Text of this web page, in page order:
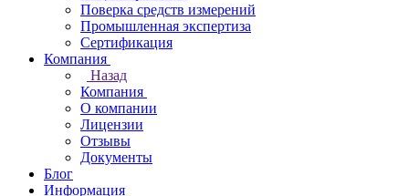
Поверка средств измерений
Промышленная экспертиза
Сертификация
Компания
Назад
Компания
О компании
Лицензии
Отзывы
Документы
Блог
Информация